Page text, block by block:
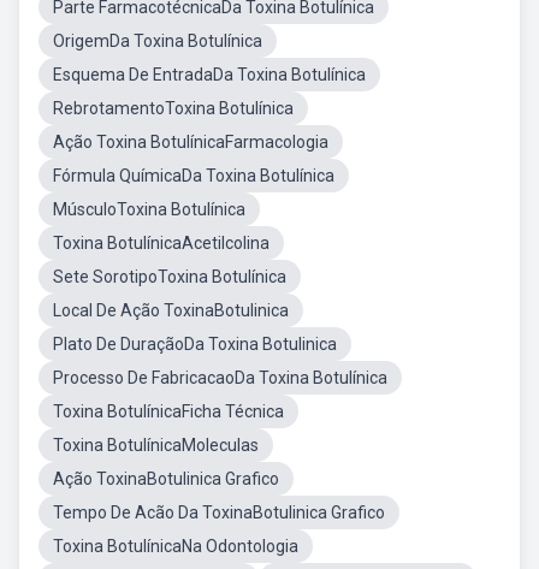
Parte FarmacotécnicaDa Toxina Botulínica
OrigemDa Toxina Botulínica
Esquema De EntradaDa Toxina Botulínica
RebrotamentoToxina Botulínica
Ação Toxina BotulínicaFarmacologia
Fórmula QuímicaDa Toxina Botulínica
MúsculoToxina Botulínica
Toxina BotulínicaAcetilcolina
Sete SorotipoToxina Botulínica
Local De Ação ToxinaBotulinica
Plato De DuraçãoDa Toxina Botulinica
Processo De FabricacaoDa Toxina Botulínica
Toxina BotulínicaFicha Técnica
Toxina BotulínicaMoleculas
Ação ToxinaBotulinica Grafico
Tempo De Acão Da ToxinaBotulinica Grafico
Toxina BotulínicaNa Odontologia